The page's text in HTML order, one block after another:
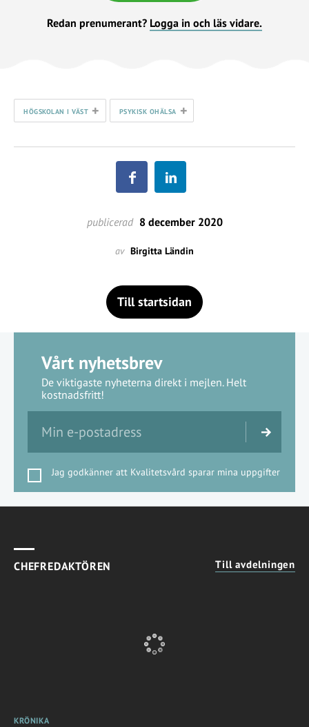
Redan prenumerant? Logga in och läs vidare.
HÖGSKOLAN I VÄST + PSYKISK OHÄLSA +
publicerad 8 december 2020
av Birgitta Ländin
Till startsidan
Vårt nyhetsbrev
De viktigaste nyheterna direkt i mejlen. Helt
kostnadsfritt!
Jag godkänner att Kvalitetsvård sparar mina uppgifter
CHEFREDAKTÖREN Till avdelningen
KRÖNIKA